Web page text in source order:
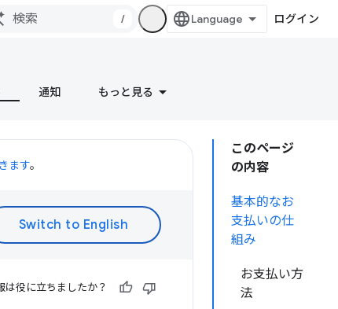
/ ログイン
通知 もっと見る
このページ
の内容
基本的なお
支払いの仕
組み
お支払い方
法
ます。
は役に立ちましたか？